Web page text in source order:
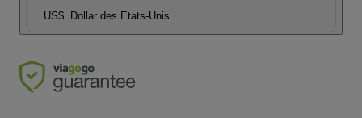
US$ Dollar des Etats-Unis